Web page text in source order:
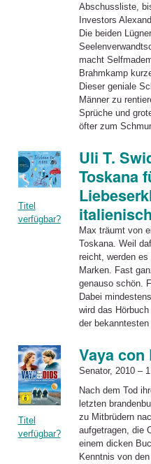
Abschussliste,
Investors
Die beiden
macht
Brahmkamp
Dieser geniale
Männer zu
Sprüche und
öfter zum
Titel
verfügbar?
Uli T.
Toskana
Max träumt von
Toskana. Weil
reicht, werden
Marken. Fast
genauso schön.
Dabei
wird das
der
Titel
verfügbar?
Vaya con
Senator, 2010 –
Nach dem Tod
letzten
zu Mitbrüdern
aufgetragen, die
einem dicken
Kenntnis von